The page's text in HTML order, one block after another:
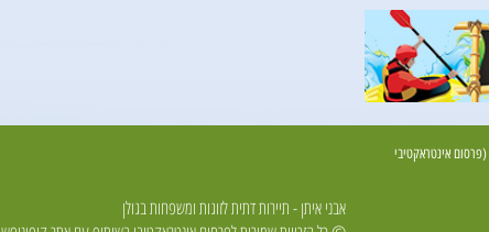
אבני איתן - תיירות דתית לזוגות ומשפחות בגולן
(פרסום אינטראקטיבי